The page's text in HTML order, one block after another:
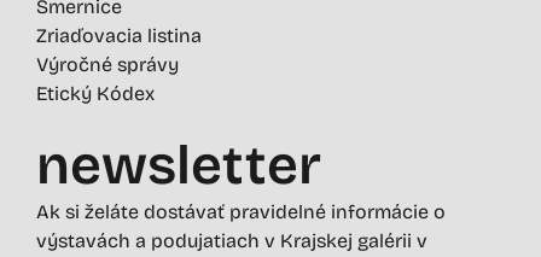
Smernice
Zriaďovacia listina
Výročné správy
Etický Kódex
newsletter
Ak si želáte dostávať pravidelné informácie o
výstavách a podujatiach v Krajskej galérii v